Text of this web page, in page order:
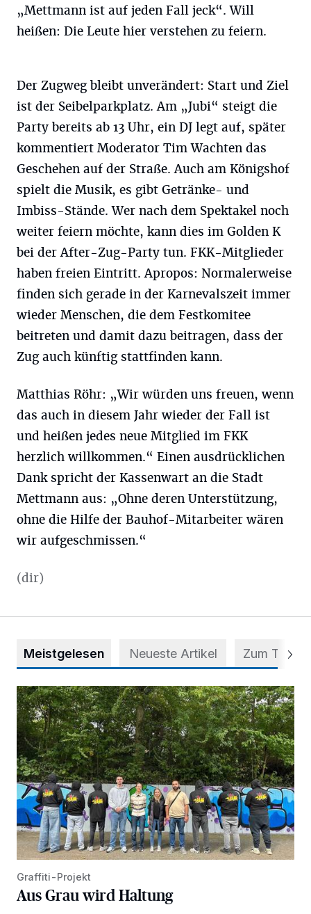
„Mettmann ist auf jeden Fall jeck“. Will
heißen: Die Leute hier verstehen zu feiern.
Der Zugweg bleibt unverändert: Start und Ziel
ist der Seibelparkplatz. Am „Jubi“ steigt die
Party bereits ab 13 Uhr, ein DJ legt auf, später
kommentiert Moderator Tim Wachten das
Geschehen auf der Straße. Auch am Königshof
spielt die Musik, es gibt Getränke- und
Imbiss-Stände. Wer nach dem Spektakel noch
weiter feiern möchte, kann dies im Golden K
bei der After-Zug-Party tun. FKK-Mitglieder
haben freien Eintritt. Apropos: Normalerweise
finden sich gerade in der Karnevalszeit immer
wieder Menschen, die dem Festkomitee
beitreten und damit dazu beitragen, dass der
Zug auch künftig stattfinden kann.
Matthias Röhr: „Wir würden uns freuen, wenn
das auch in diesem Jahr wieder der Fall ist
und heißen jedes neue Mitglied im FKK
herzlich willkommen.“ Einen ausdrücklichen
Dank spricht der Kassenwart an die Stadt
Mettmann aus: „Ohne deren Unterstützung,
ohne die Hilfe der Bauhof-Mitarbeiter wären
wir aufgeschmissen.“
(dir)
Meistgelesen Neueste Artikel Zum Thema
Aus Grau wird Haltung
Graffiti-Projekt
Aus Grau wird Haltung